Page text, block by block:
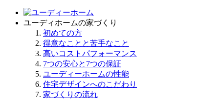
ユーディホームの家づくり
初めての方
得意なことと苦手なこと
高いコストパフォーマンス
7つの安心と7つの保証
ユーディーホームの性能
住宅デザインへのこだわり
家づくりの流れ